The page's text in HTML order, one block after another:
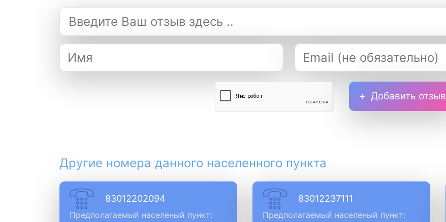
Добавить отзыв
Другие номера данного населенного пункта
83012202094
Предполагаемый населеный пункт:
83012237111
Предполагаемый населеный пункт: